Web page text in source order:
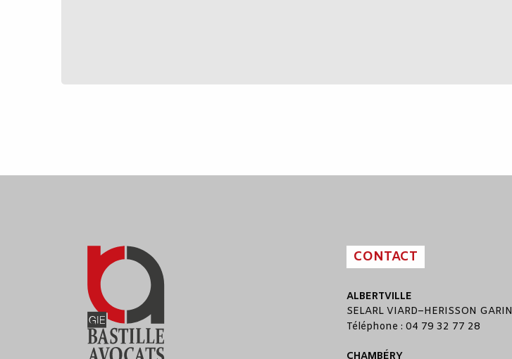
CONTACT
ALBERTVILLE
SELARL VIARD–HERISSON GARIN
Téléphone : 04 79 32 77 28